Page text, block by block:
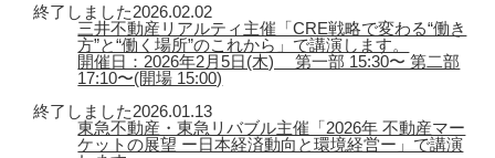
終了しました2026.02.02
三井不動産リアルティ主催「CRE戦略で変わる“働き
方”と“働く場所”のこれから」で講演します。
開催日：2026年2月5日(木) 第一部 15:30〜 第二部
17:10〜(開場 15:00)
終了しました2026.01.13
東急不動産・東急リバブル主催「2026年 不動産マー
ケットの展望 ー日本経済動向と環境経営ー」で講演